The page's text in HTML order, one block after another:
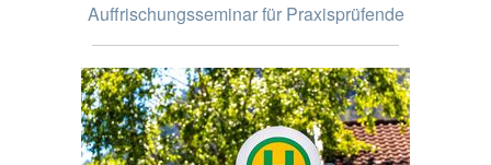
Auffrischungsseminar für Praxisprüfende